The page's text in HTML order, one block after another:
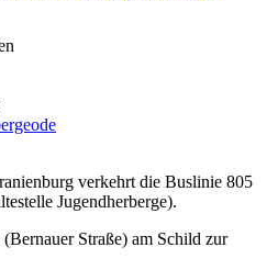
ode
verkehrt die Buslinie 805
Jugendherberge).
Straße) am Schild zur